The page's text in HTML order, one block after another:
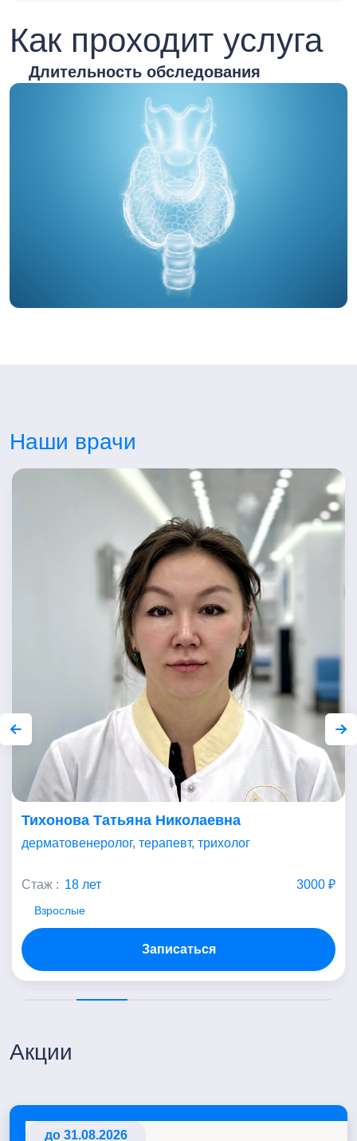
Как проходит услуга
Длительность обследования
Наши врачи
Тихонова Татьяна Николаевна
дерматовенеролог, терапевт, трихолог
Стаж : 18 лет 3000 ₽
Взрослые
Записаться
Акции
до 31.08.2026